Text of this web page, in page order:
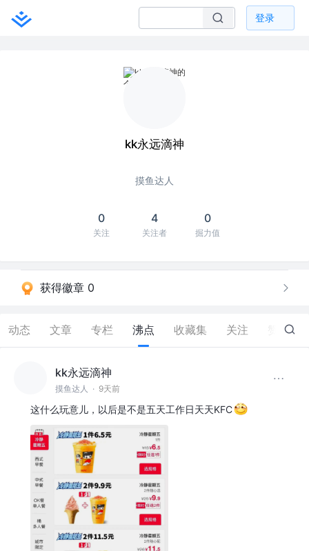
登录
kk永远滴神
摸鱼达人
0
关注
4
关注者
0
掘力值
获得徽章 0
动态 文章 专栏 沸点 收藏集 关注 0
kk永远滴神
摸鱼达人 · 9天前
这什么玩意儿，以后是不是五天工作日天天KFC